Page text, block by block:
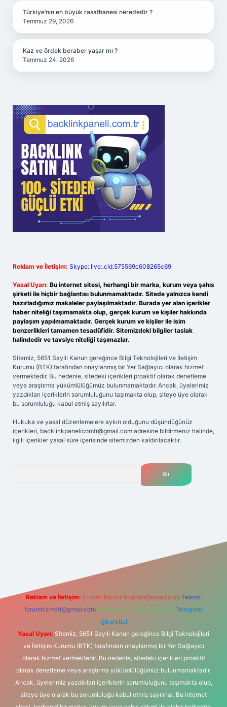
Türkiye’nin en büyük rasathanesi nerededir ?
Temmuz 29, 2026
Kaz ve ördek beraber yaşar mı ?
Temmuz 24, 2026
Reklam ve İletişim: Skype: live:.cid.575569c608265c69
Yasal Uyarı: Bu internet sitesi, herhangi bir marka, kurum veya şahıs
şirketi ile hiçbir bağlantısı bulunmamaktadır. Sitede yalnızca kendi
hazırladığımız makaleler paylaşılmaktadır. Burada yer alan içerikler
haber niteliği taşımamakta olup, gerçek kurum ve kişiler hakkında
paylaşım yapılmamaktadır. Gerçek kurum ve kişiler ile isim
benzerlikleri tamamen tesadüfidir. Sitemizdeki bilgiler taslak
halindedir ve tavsiye niteliği taşımazlar.
Sitemiz, 5651 Sayılı Kanun gereğince Bilgi Teknolojileri ve İletişim
Kurumu (BTK) tarafından onaylanmış bir Yer Sağlayıcı olarak hizmet
vermektedir. Bu nedenle, sitedeki içerikleri proaktif olarak denetleme
veya araştırma yükümlülüğümüz bulunmamaktadır. Ancak, üyelerimiz
yazdıkları içeriklerin sorumluluğunu taşımakta olup, siteye üye olarak
bu sorumluluğu kabul etmiş sayılırlar.
Hukuka ve yasal düzenlemelere aykırı olduğunu düşündüğünüz
içerikleri, backlinkpanelicomtr@gmail.com adresine bildirmeniz halinde,
ilgili içerikler yasal süre içerisinde sitemizden kaldırılacaktır.
Reklam ve İletişim: E-mail: backlinkpaneli@gmail.com Teams:
forumhizmeti@gmail.com Whatsapp: 0262 606 0 726 Telegram:
@karabul
Yasal Uyarı: Sitemiz, 5651 Sayılı Kanun gereğince Bilgi Teknolojileri
ve İletişim Kurumu (BTK) tarafından onaylanmış bir Yer Sağlayıcı
olarak hizmet vermektedir. Bu nedenle, sitedeki içerikleri proaktif
olarak denetleme veya araştırma yükümlülüğümüz bulunmamaktadır.
Ancak, üyelerimiz yazdıkları içeriklerin sorumluluğunu taşımakta olup,
siteye üye olarak bu sorumluluğu kabul etmiş sayılırlar. Bu internet